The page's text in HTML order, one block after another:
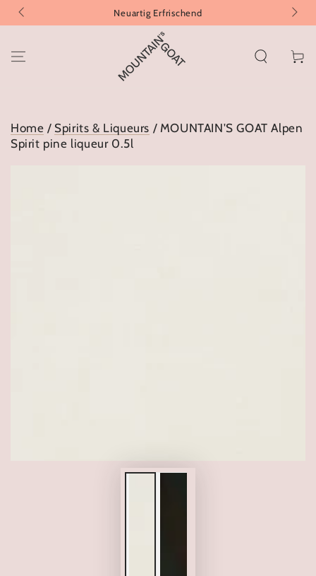
SKIP TO CONTENT Neuartig Erfrischend
Cart
Home / Spirits & Liqueurs / MOUNTAIN'S GOAT Alpen
Spirit pine liqueur 0.5l